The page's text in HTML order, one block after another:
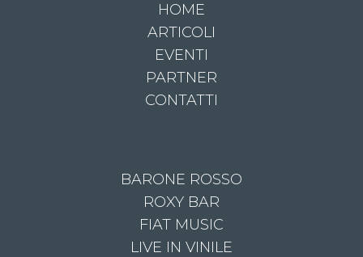
HOME
ARTICOLI
EVENTI
PARTNER
CONTATTI
BARONE ROSSO
ROXY BAR
FIAT MUSIC
LIVE IN VINILE